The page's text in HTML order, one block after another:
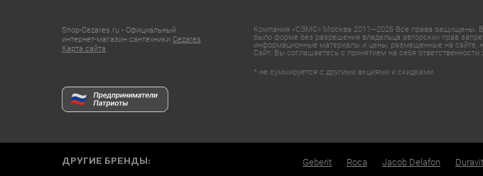
Shop-Cezares.ru - Официальный
интернет-магазин сантехники Cezares
Карта сайта
Компания «СЭМС» Москва 2011—2026 Все права защищены.
было форме без разрешения владельца авторских прав
информационные материалы и цены, размещенные на сайте,
Сайт, Вы соглашаетесь с принятием на себя
* не суммируется с другими акциями и скидками
ДРУГИЕ БРЕНДЫ: Geberit Roca Jacob Delafon Duravit